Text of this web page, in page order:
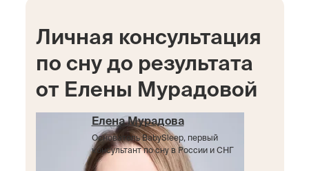
Личная консультация
по сну до результата
от Елены Мурадовой
Елена Мурадова
Основатель BabySleep, первый
консультант по сну в России и СНГ